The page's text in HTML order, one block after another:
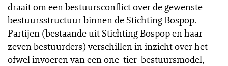
draait om een bestuursconflict over de gewenste
bestuursstructuur binnen de Stichting Bospop.
Partijen (bestaande uit Stichting Bospop en haar
zeven bestuurders) verschillen in inzicht over het
ofwel invoeren van een one-tier-bestuursmodel,